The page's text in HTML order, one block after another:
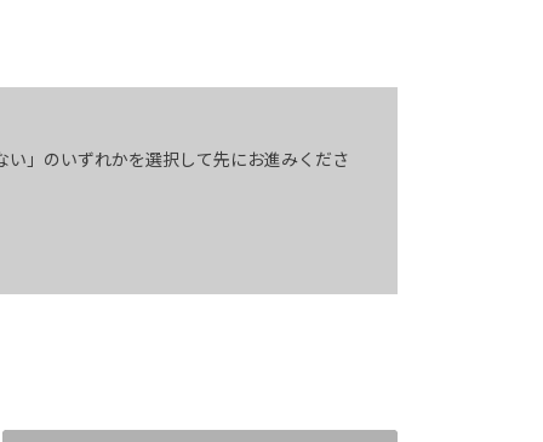
」のいずれかを選択して先にお進みくださ